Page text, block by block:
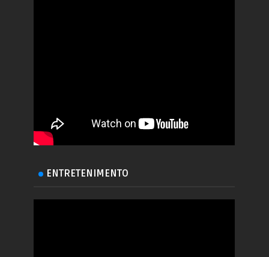
ENTRETENIMENTO